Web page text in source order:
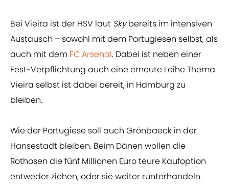
Bei Vieira ist der HSV laut Skybereits im intensiven
Austausch – sowohl mit dem Portugiesen selbst, als
auch mit dem FC Arsenal. Dabei ist neben einer
Fest-Verpflichtung auch eine erneute Leihe Thema.
Vieira selbst ist dabei bereit, in Hamburg zu
bleiben.
Wie der Portugiese soll auch Grönbaeck in der
Hansestadt bleiben. Beim Dänen wollen die
Rothosen die fünf Millionen Euro teure Kaufoption
entweder ziehen, oder sie weiter runterhandeln.